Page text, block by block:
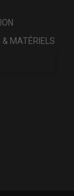
MATÉRIELS